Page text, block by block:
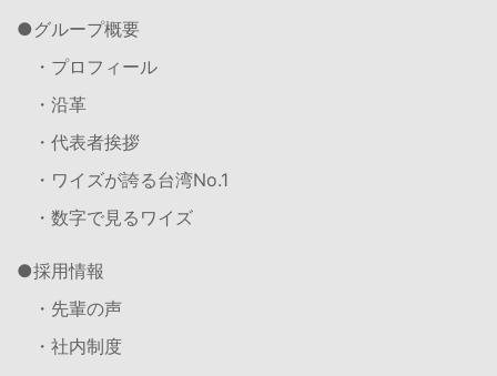
グループ概要
・プロフィール
・沿革
・代表者挨拶
・ワイズが誇る台湾No.1
・数字で見るワイズ
採用情報
・先輩の声
・社内制度